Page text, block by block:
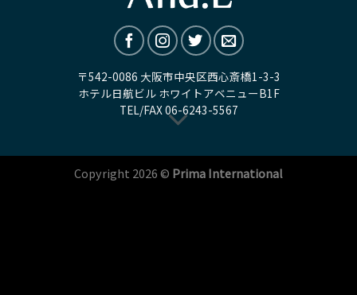
〒542-0086 大阪市中央区西心斎橋1-3-3
ホテル日航ビル ホワイトアベニューB1F
TEL/FAX06-6243-5567
Copyright 2026 © Prima International